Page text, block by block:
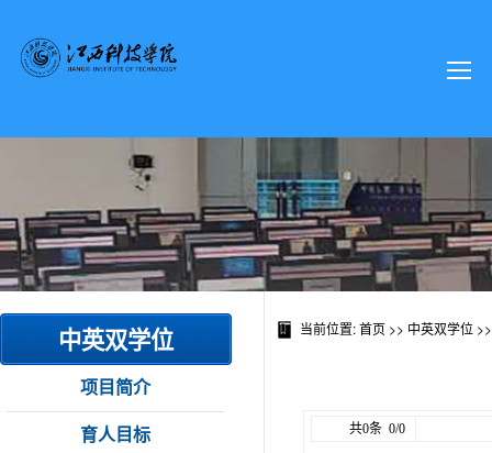
中英双学位
项目简介
育人目标
当前位置:首页 >> 中英双学位
共0条 0/0